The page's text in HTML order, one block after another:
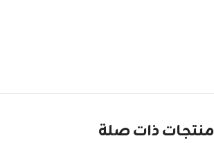
منتجات ذات صلة